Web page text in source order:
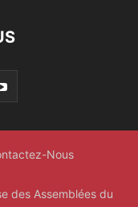
Nous
des Assemblées du